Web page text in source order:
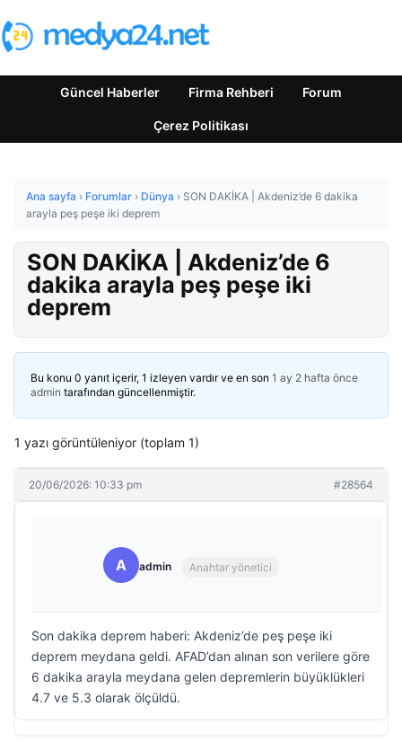
Güncel Haberler Firma Rehberi Forum
Çerez Politikası
Ana sayfa › Forumlar › Dünya › SON DAKİKA | Akdeniz’de 6 dakika
arayla peş peşe iki deprem
SON DAKİKA | Akdeniz’de 6
dakika arayla peş peşe iki
deprem
Bu konu 0 yanıt içerir, 1 izleyen vardır ve en son 1 ay 2 hafta önce
admin tarafından güncellenmiştir.
1 yazı görüntüleniyor (toplam 1)
20/06/2026: 10:33 pm #28564
A admin Anahtar yönetici
Son dakika deprem haberi: Akdeniz’de peş peşe iki
deprem meydana geldi. AFAD’dan alınan son verilere göre
6 dakika arayla meydana gelen depremlerin büyüklükleri
4.7 ve 5.3 olarak ölçüldü.